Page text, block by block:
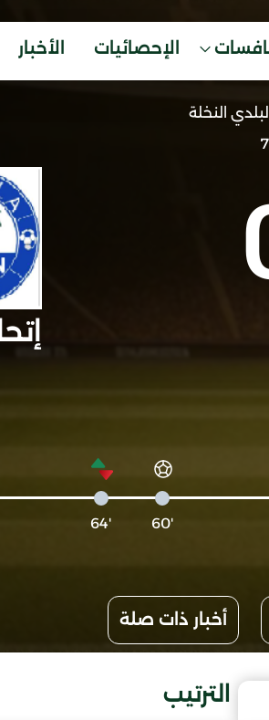
الإحصائيات الأخبار
البلدي النخلة
'60
'64
أخبار ذات صلة
الترتيب